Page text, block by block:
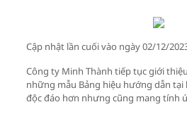
Cập nhật lần cuối vào ngày 02/12/
Công ty Minh Thành tiếp tục giới
những mẫu Bảng hiệu hướng dẫn tại
độc đáo hơn nhưng cũng mang tính